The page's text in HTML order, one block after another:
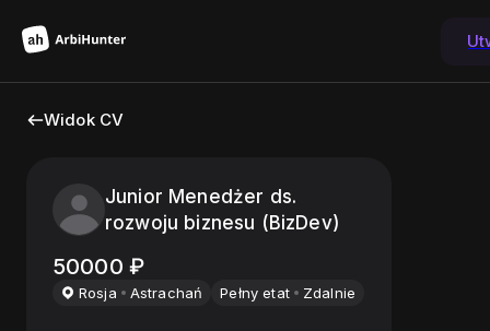
Widok CV
Junior Menedżer ds.
rozwoju biznesu (BizDev)
50000 ₽
Rosja Astrachań Pełny etat Zdalnie